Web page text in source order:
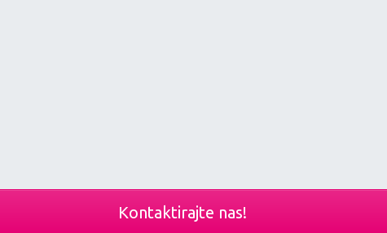
Kontaktirajte nas!